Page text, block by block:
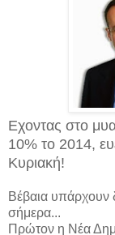
Εχοντας στο
10% το 2014,
Κυριακή!
Βέβαια υπάρχουν
σήμερα...
Πρώτον η Νέα